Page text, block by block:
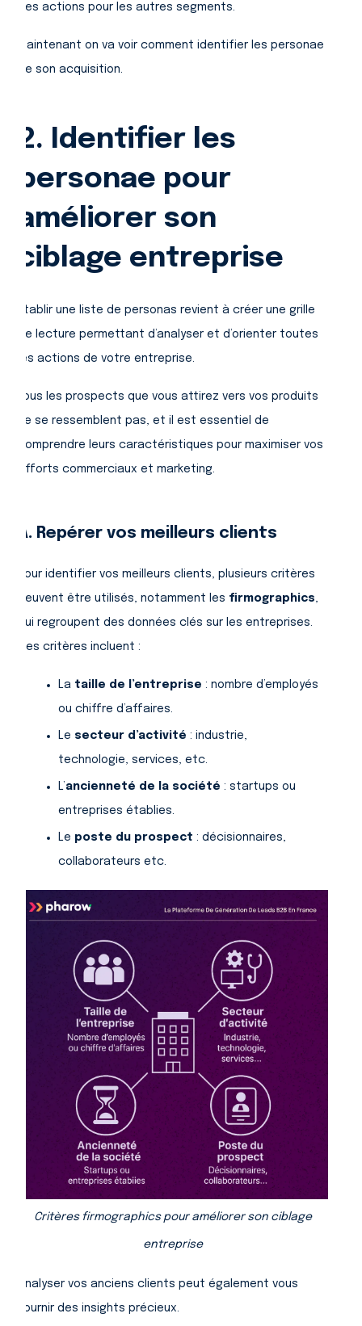
des actions pour les autres segments.
Maintenant on va voir comment identifier les personae
de son acquisition.
2. Identifier les
personae pour
améliorer son
ciblage entreprise
Établir une liste de personas revient à créer une grille
de lecture permettant d’analyser et d’orienter toutes
les actions de votre entreprise.
Tous les prospects que vous attirez vers vos produits
ne se ressemblent pas, et il est essentiel de
comprendre leurs caractéristiques pour maximiser vos
efforts commerciaux et marketing.
A. Repérer vos meilleurs clients
Pour identifier vos meilleurs clients, plusieurs critères
peuvent être utilisés, notamment les firmographics
qui regroupent des données clés sur les entreprises.
Ces critères incluent :
La taille de l’entreprise : nombre d’employés
ou chiffre d’affaires.
Le secteur d’activité : industrie,
technologie, services, etc.
L’ancienneté de la société : startups ou
entreprises établies.
Le poste du prospect : décisionnaires,
collaborateurs etc.
Critères firmographics pour améliorer son ciblage
entreprise
Analyser vos anciens clients peut également vous
fournir des insights précieux.